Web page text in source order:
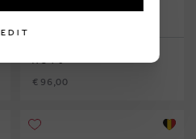
AO76
€ 96,00
EDIT